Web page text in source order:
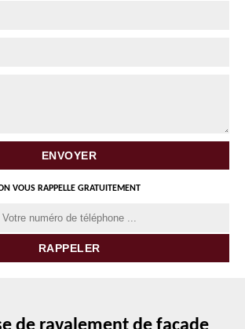
VOUS RAPPELLE GRATUITEMENT